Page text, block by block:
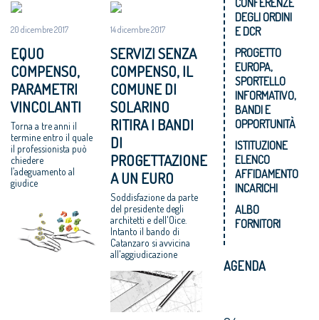
20 dicembre 2017
EQUO
COMPENSO,
PARAMETRI
VINCOLANTI
Torna a tre anni il
termine entro il quale
il professionista può
chiedere
l’adeguamento al
giudice
14 dicembre 2017
SERVIZI SENZA
COMPENSO, IL
COMUNE DI
SOLARINO
RITIRA I BANDI
DI
PROGETTAZIONE
A UN EURO
Soddisfazione da parte
del presidente degli
architetti e dell'Oice.
Intanto il bando di
Catanzaro si avvicina
all'aggiudicazione
DEGLI ORDINI
E DCR
PROGETTO
EUROPA,
SPORTELLO
INFORMATIVO,
BANDI E
OPPORTUNITÀ
ISTITUZIONE
ELENCO
AFFIDAMENTO
INCARICHI
ALBO
FORNITORI
AGENDA